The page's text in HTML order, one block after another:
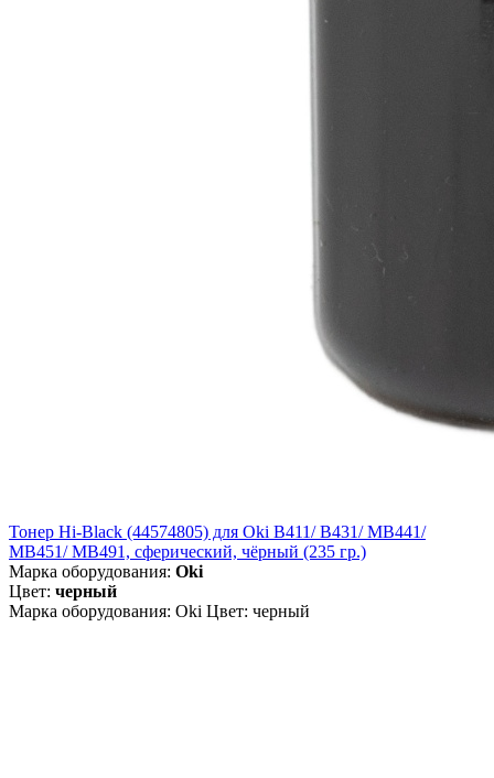
Тонер Hi-Black (44574805) для Oki B411/ B431/ MB441/
MB451/ MB491, сферический, чёрный (235 гр.)
Марка оборудования: Oki
Цвет: черный
Марка оборудования: Oki Цвет: черный